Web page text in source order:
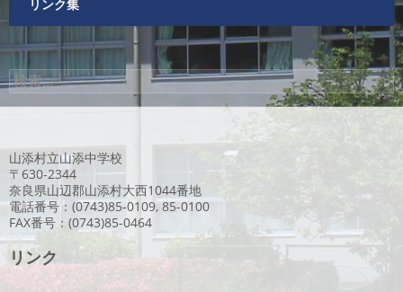
リンク集
検
索:
山添村立山添中学校
〒630-2344
奈良県山辺郡山添村大西1044番地
電話番号：(0743)85-0109, 85-0100
FAX番号：(0743)85-0464
リンク